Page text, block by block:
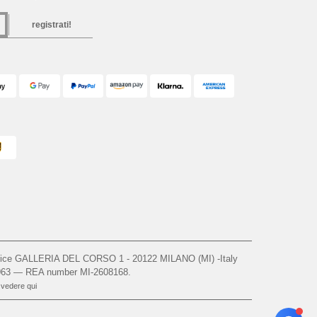
registrati!
GALLERIA DEL CORSO 1 - 20122 MILANO (MI) -Italy
— REA number MI-2608168.
qui